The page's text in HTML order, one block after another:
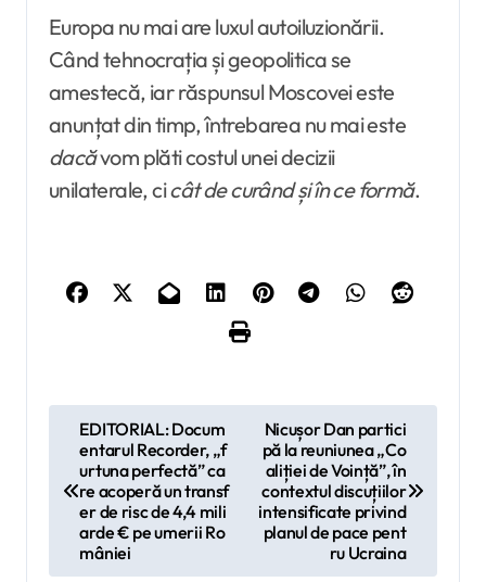
Europa nu mai are luxul autoiluzionării.
Când tehnocrația și geopolitica se
amestecă, iar răspunsul Moscovei este
anunțat din timp, întrebarea nu mai este
dacăvom plăti costul unei decizii
unilaterale, cicât de curând și în ce formă.
EDITORIAL: Docum
entarul Recorder, „f
urtuna perfectă” ca
re acoperă un transf
er de risc de 4,4 mili
arde € pe umerii Ro
mâniei
Nicușor Dan partici
pă la reuniunea „Co
aliției de Voință”, în
contextul discuțiilor
intensificate privind
planul de pace pent
ru Ucraina